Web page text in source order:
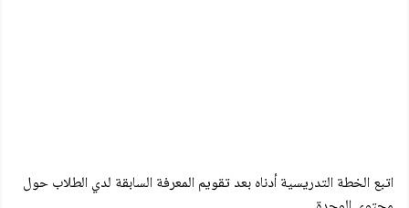
اتبع الخطة التدريسية أدناه بعد تقويم المعرفة السابقة لدي الطلاب حول